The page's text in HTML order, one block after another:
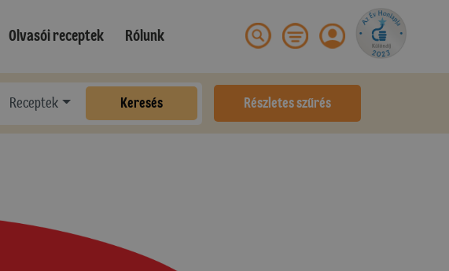
Olvasói receptek Rólunk
Receptek Keresés Részletes szűrés